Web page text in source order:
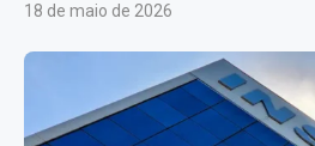
18 de maio de 2026